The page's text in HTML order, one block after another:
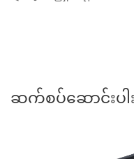
ဆက်စပ်ဆောင်းပါး